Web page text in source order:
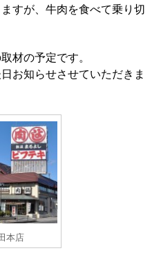
すが、牛肉を食べて乗り切
材の予定です。
お知らせさせていただきま
本店